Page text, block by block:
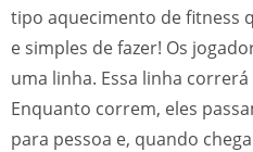
tipo aquecimento de fitness
e simples de fazer! Os
uma linha. Essa linha
Enquanto correm, eles
para pessoa e, quando